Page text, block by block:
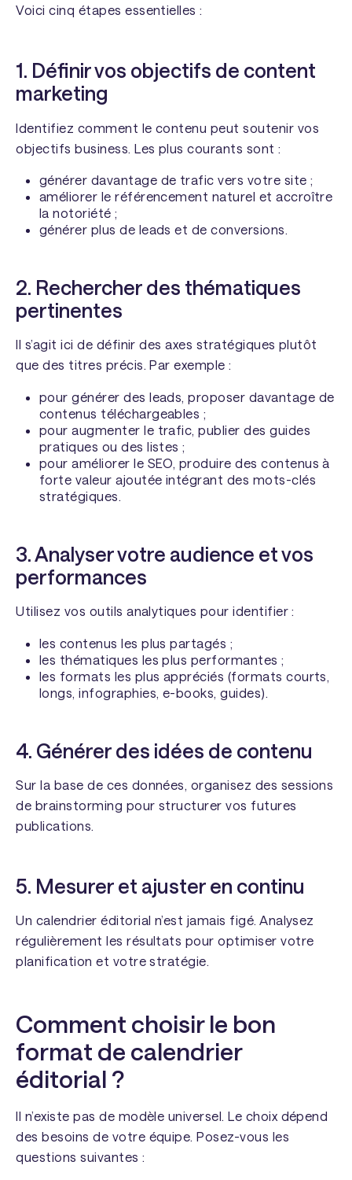
Voici cinq étapes essentielles :
1. Définir vos objectifs de content
marketing
Identifiez comment le contenu peut soutenir vos
objectifs business. Les plus courants sont :
générer davantage de trafic vers votre site ;
améliorer le référencement naturel et accroître
la notoriété ;
générer plus de leads et de conversions.
2. Rechercher des thématiques
pertinentes
Il s’agit ici de définir des axes stratégiques plutôt
que des titres précis. Par exemple :
pour générer des leads, proposer davantage de
contenus téléchargeables ;
pour augmenter le trafic, publier des guides
pratiques ou des listes ;
pour améliorer le SEO, produire des contenus à
forte valeur ajoutée intégrant des mots-clés
stratégiques.
3. Analyser votre audience et vos
performances
Utilisez vos outils analytiques pour identifier :
les contenus les plus partagés ;
les thématiques les plus performantes ;
les formats les plus appréciés (formats courts,
longs, infographies, e-books, guides).
4. Générer des idées de contenu
Sur la base de ces données, organisez des sessions
de brainstorming pour structurer vos futures
publications.
5. Mesurer et ajuster en continu
Un calendrier éditorial n’est jamais figé. Analysez
régulièrement les résultats pour optimiser votre
planification et votre stratégie.
Comment choisir le bon
format de calendrier
éditorial ?
Il n’existe pas de modèle universel. Le choix dépend
des besoins de votre équipe. Posez-vous les
questions suivantes :